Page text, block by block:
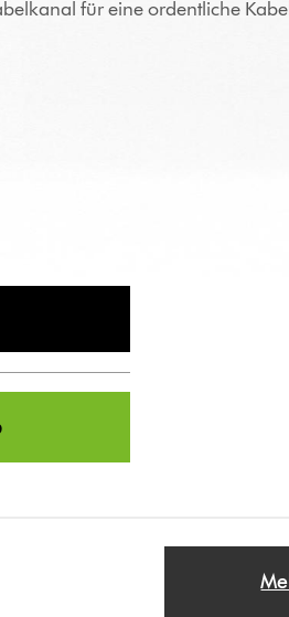
für eine ordentliche